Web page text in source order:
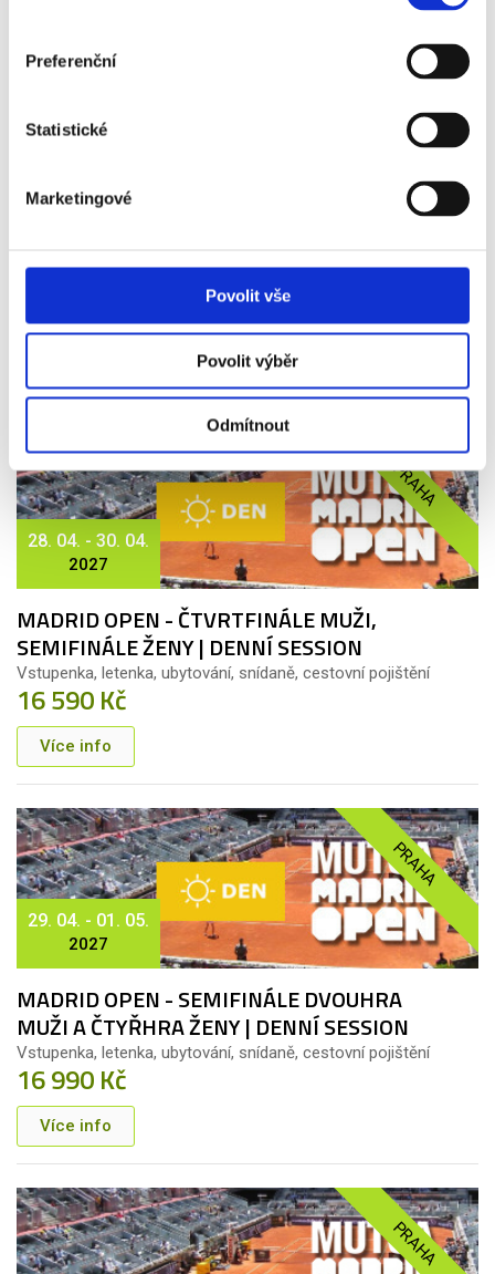
Preferenční
Statistické
Marketingové
Povolit vše
Povolit výběr
Odmítnout
PRAHA
DENNÍ SESSION
Vstupenka, letenka, ubytování, snídaně, cestovní pojištění
16 490 Kč
PRAHA
28. 04. - 30. 04.
2027
MADRID OPEN - ČTVRTFINÁLE MUŽI,
SEMIFINÁLE ŽENY | DENNÍ SESSION
Vstupenka, letenka, ubytování, snídaně, cestovní pojištění
16 590 Kč
Více info
PRAHA
29. 04. - 01. 05.
2027
MADRID OPEN - SEMIFINÁLE DVOUHRA
MUŽI A ČTYŘHRA ŽENY | DENNÍ SESSION
Vstupenka, letenka, ubytování, snídaně, cestovní pojištění
16 990 Kč
Více info
PRAHA